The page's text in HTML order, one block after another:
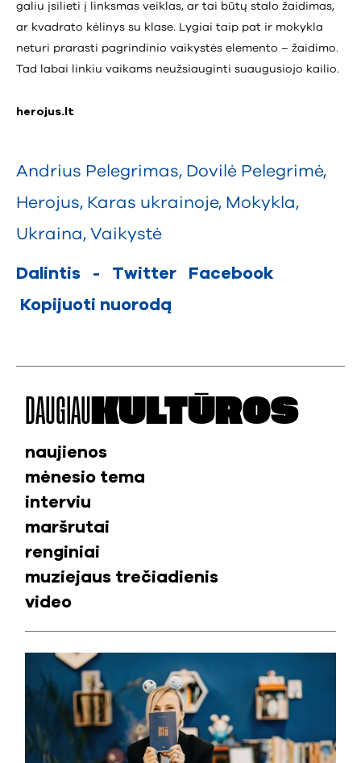
galiu įsilieti į linksmas veiklas, ar tai būtų stalo žaidimas,
ar kvadrato kėlinys su klase. Lygiai taip pat ir mokykla
neturi prarasti pagrindinio vaikystės elemento – žaidimo.
Tad labai linkiu vaikams neužsiauginti suaugusiojo kailio.
herojus.lt
Andrius Pelegrimas, Dovilė Pelegrimė,
Herojus, Karas ukrainoje, Mokykla,
Ukraina, Vaikystė
Dalintis - Twitter
Facebook
Kopijuoti nuorodą
DAUGIAU KULTŪROS
naujienos
mėnesio tema
interviu
maršrutai
renginiai
muziejaus trečiadienis
video